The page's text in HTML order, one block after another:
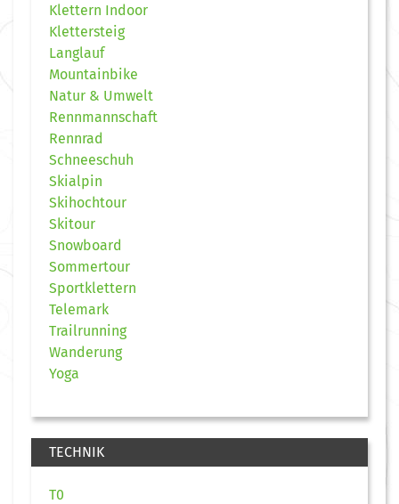
Klettern Indoor
Klettersteig
Langlauf
Mountainbike
Natur & Umwelt
Rennmannschaft
Rennrad
Schneeschuh
Skialpin
Skihochtour
Skitour
Snowboard
Sommertour
Sportklettern
Telemark
Trailrunning
Wanderung
Yoga
TECHNIK
T0